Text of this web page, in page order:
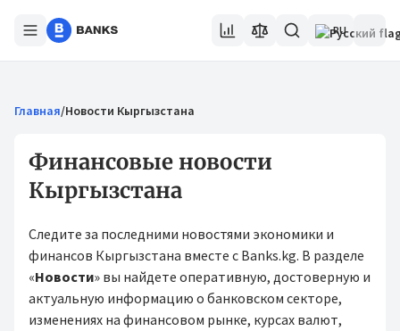
RU
Главная/Новости Кыргызстана
Финансовые новости
Кыргызстана
Следите за последними новостями экономики и
финансов Кыргызстана вместе с Banks.kg. В разделе
«Новости» вы найдете оперативную, достоверную и
актуальную информацию о банковском секторе,
изменениях на финансовом рынке, курсах валют,